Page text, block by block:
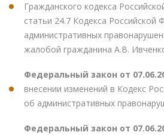
Гражданского кодекса
статьи 24.7 Кодекса Российской
административных
жалобой гражданина А.В.
Федеральный закон от
внесении изменений в Кодекс
об административных
Федеральный закон от